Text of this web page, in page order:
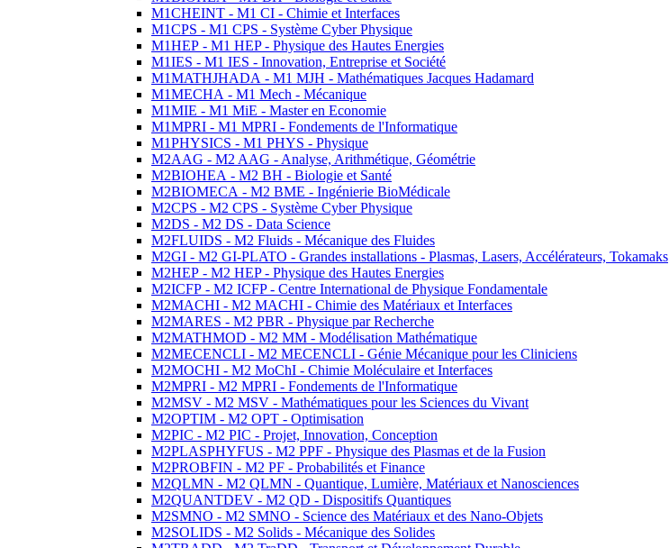
M1CHEINT - M1 CI - Chimie et Interfaces
M1CPS - M1 CPS - Système Cyber Physique
M1HEP - M1 HEP - Physique des Hautes Energies
M1IES - M1 IES - Innovation, Entreprise et Société
M1MATHJHADA - M1 MJH - Mathématiques Jacques Hadamard
M1MECHA - M1 Mech - Mécanique
M1MIE - M1 MiE - Master en Economie
M1MPRI - M1 MPRI - Fondements de l'Informatique
M1PHYSICS - M1 PHYS - Physique
M2AAG - M2 AAG - Analyse, Arithmétique, Géométrie
M2BIOHEA - M2 BH - Biologie et Santé
M2BIOMECA - M2 BME - Ingénierie BioMédicale
M2CPS - M2 CPS - Système Cyber Physique
M2DS - M2 DS - Data Science
M2FLUIDS - M2 Fluids - Mécanique des Fluides
M2GI - M2 GI-PLATO - Grandes installations - Plasmas, Lasers, Accélérateurs, Tokamaks
M2HEP - M2 HEP - Physique des Hautes Energies
M2ICFP - M2 ICFP - Centre International de Physique Fondamentale
M2MACHI - M2 MACHI - Chimie des Matériaux et Interfaces
M2MARES - M2 PBR - Physique par Recherche
M2MATHMOD - M2 MM - Modélisation Mathématique
M2MECENCLI - M2 MECENCLI - Génie Mécanique pour les Cliniciens
M2MOCHI - M2 MoChI - Chimie Moléculaire et Interfaces
M2MPRI - M2 MPRI - Fondements de l'Informatique
M2MSV - M2 MSV - Mathématiques pour les Sciences du Vivant
M2OPTIM - M2 OPT - Optimisation
M2PIC - M2 PIC - Projet, Innovation, Conception
M2PLASPHYFUS - M2 PPF - Physique des Plasmas et de la Fusion
M2PROBFIN - M2 PF - Probabilités et Finance
M2QLMN - M2 QLMN - Quantique, Lumière, Matériaux et Nanosciences
M2QUANTDEV - M2 QD - Dispositifs Quantiques
M2SMNO - M2 SMNO - Science des Matériaux et des Nano-Objets
M2SOLIDS - M2 Solids - Mécanique des Solides